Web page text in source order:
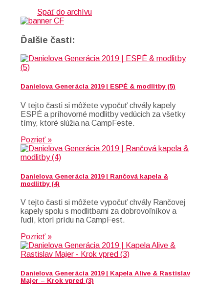
Späť do archívu
Ďalšie časti:
Danielova Generácia 2019 | ESPÉ & modlitby (5)
V tejto časti si môžete vypočuť chvály kapely
ESPÉ a príhovorné modlitby vedúcich za všetky
tímy, ktoré slúžia na CampFeste.
Pozrieť »
Danielova Generácia 2019 | Rančová kapela &
modlitby (4)
V tejto časti si môžete vypočuť chvály Rančovej
kapely spolu s modlitbami za dobrovoľníkov a
ľudí, ktorí prídu na CampFest.
Pozrieť »
Danielova Generácia 2019 | Kapela Alive & Rastislav
Majer – Krok vpred (3)